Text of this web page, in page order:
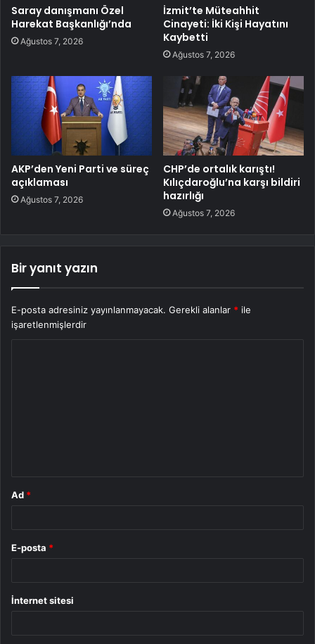
Saray danışmanı Özel
Harekat Başkanlığı’nda
Ağustos 7, 2026
İzmit’te Müteahhit
Cinayeti: İki Kişi Hayatını
Kaybetti
Ağustos 7, 2026
AKP’den Yeni Parti ve süreç
açıklaması
Ağustos 7, 2026
CHP’de ortalık karıştı!
Kılıçdaroğlu’na karşı bildiri
hazırlığı
Ağustos 7, 2026
Bir yanıt yazın
E-posta adresiniz yayınlanmayacak. Gerekli alanlar * ile
işaretlenmişlerdir
Ad *
E-posta *
İnternet sitesi